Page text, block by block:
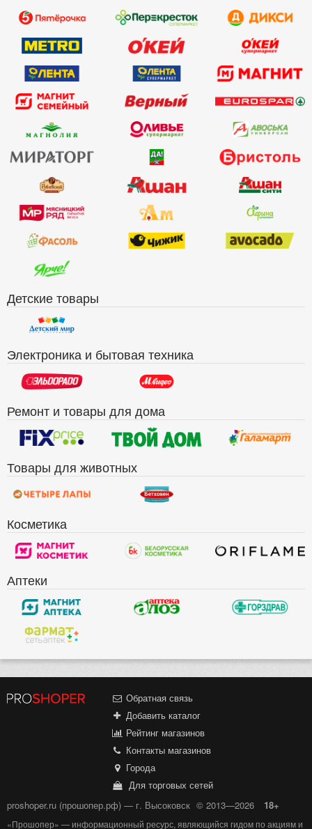
Детские товары
Электроника и бытовая техника
Ремонт и товары для дома
Товары для животных
Косметика
Аптеки
Обратная связь
Добавить каталог
Рейтинг магазинов
Контакты магазинов
Города
Для торговых сетей
proshoper.ru (прошопер.рф) — г. Высоковск © 2013—2026 18+
«Прошопер» — информационный ресурс, являющийся гидом по акциям и